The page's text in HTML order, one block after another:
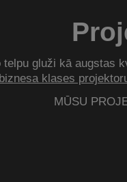
telpu gluži kā augstas
biznesa klases
MŪSU